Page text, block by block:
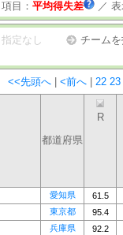
項目： 平均得失差 ／
指定なし チーム
<<先頭へ <前へ 22 23
都道府県
R
愛知県
61.5
東京都
95.4
兵庫県
92.2